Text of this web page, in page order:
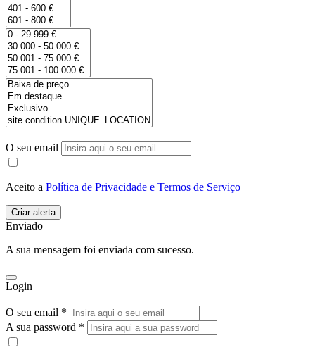
O seu email
Aceito a Política de Privacidade e Termos de Serviço
Enviado
A sua mensagem foi enviada com sucesso.
Login
O seu email *
A sua password *